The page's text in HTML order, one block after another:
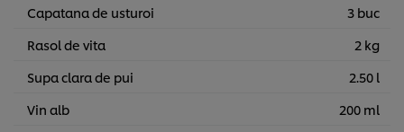
Capatana de usturoi
3 buc
Rasol de vita
2 kg
Supa clara de pui
2.50 l
Vin alb
200 ml